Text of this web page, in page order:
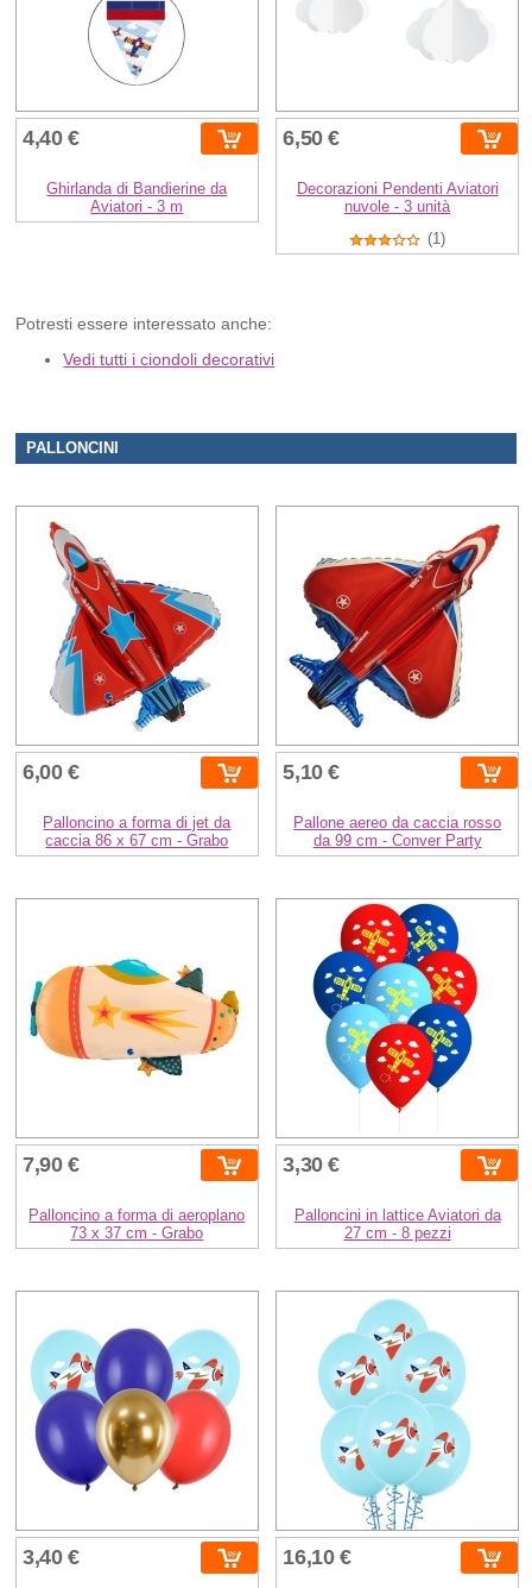
4,40 €
Ghirlanda di Bandierine da
Aviatori - 3 m
6,50 €
Decorazioni Pendenti Aviatori
nuvole - 3 unità
(1)
Potresti essere interessato anche:
Vedi tutti i ciondoli decorativi
PALLONCINI
6,00 €
Palloncino a forma di jet da
caccia 86 x 67 cm - Grabo
5,10 €
Pallone aereo da caccia rosso
da 99 cm - Conver Party
7,90 €
Palloncino a forma di aeroplano
73 x 37 cm - Grabo
3,30 €
Palloncini in lattice Aviatori da
27 cm - 8 pezzi
3,40 € 16,10 €